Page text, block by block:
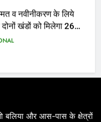
फीट ऊंचे तिरंगे के सम्मान
तिरंगा यात्रा
बलिया और आस-पास के क्षेत्रों